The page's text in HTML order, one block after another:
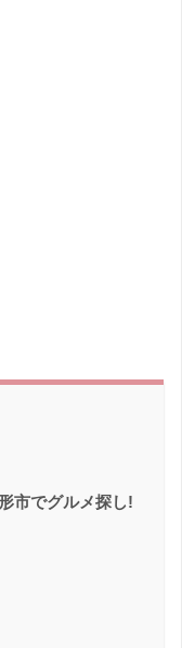
市でグルメ探し!